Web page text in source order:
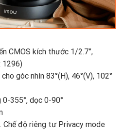
CMOS kích thước 1/2.7”,
1296)
góc nhìn 83°(H), 46°(V), 102°
355°, dọc 0-90°
Chế độ riêng tư Privacy mode